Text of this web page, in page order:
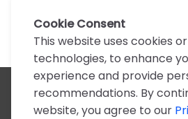
All artists
A
B C D E F G H
Cookie Consent
This website uses cookies
technologies, to enhance
experience and provide
recommendations. By
website, you agree to our